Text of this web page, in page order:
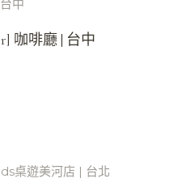
咖啡廳 | 台中